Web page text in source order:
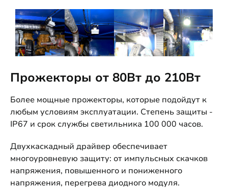
Прожекторы от 80Вт до 210Вт
Более мощные прожекторы, которые подойдут к
любым условиям эксплуатации. Степень защиты -
IP67 и срок службы светильника 100 000 часов.
Двухкаскадный драйвер обеспечивает
многоуровневую защиту: от импульсных скачков
напряжения, повышенного и пониженного
напряжения, перегрева диодного модуля.